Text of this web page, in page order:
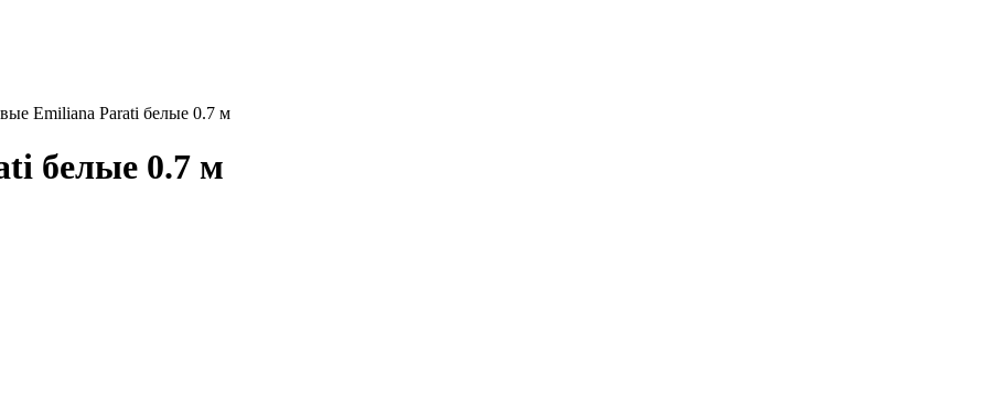
Emiliana Parati белые 0.7 м
белые 0.7 м